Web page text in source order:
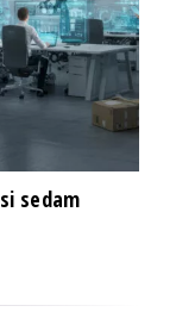
sedam